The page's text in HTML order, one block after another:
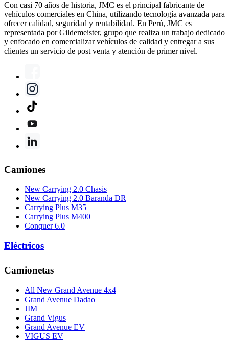
Con casi 70 años de historia, JMC es el principal fabricante de
vehículos comerciales en China, utilizando tecnología avanzada para
ofrecer calidad, seguridad y rentabilidad. En Perú, JMC es
representada por Gildemeister, grupo que realiza un trabajo dedicado
y enfocado en comercializar vehículos de calidad y entregar a sus
clientes un servicio de post venta y atención de primer nivel.
Camiones
New Carrying 2.0 Chasis
New Carrying 2.0 Baranda DR
Carrying Plus M35
Carrying Plus M400
Conquer 6.0
Eléctricos
Camionetas
All New Grand Avenue 4x4
Grand Avenue Dadao
JIM
Grand Vigus
Grand Avenue EV
VIGUS EV